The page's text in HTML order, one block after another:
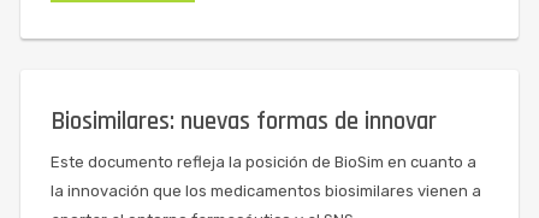
Biosimilares: nuevas formas de innovar
Este documento refleja la posición de BioSim en cuanto a
la innovación que los medicamentos biosimilares vienen a